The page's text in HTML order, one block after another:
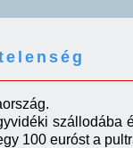
szállodába
100 euróst a